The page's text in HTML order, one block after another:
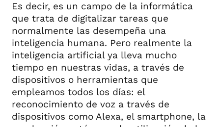
Es decir, es un campo de la informática
que trata de digitalizar tareas que
normalmente las desempeña una
inteligencia humana. Pero realmente la
inteligencia artificial ya lleva mucho
tiempo en nuestras vidas, a través de
dispositivos o herramientas que
empleamos todos los días: el
reconocimiento de voz a través de
dispositivos como Alexa, el smartphone, la